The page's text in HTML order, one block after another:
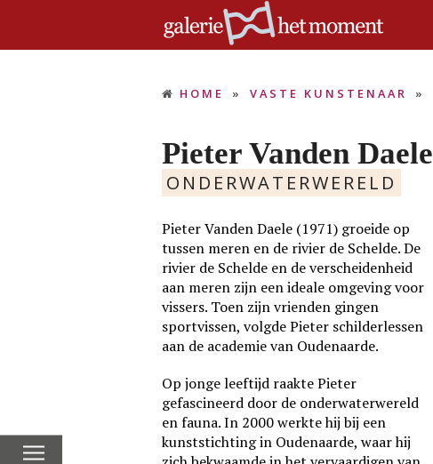
HOME » VASTE KUNSTENAAR »
Pieter Vanden Daele
ONDERWATERWERELD
Pieter Vanden Daele (1971) groeide op
tussen meren en de rivier de Schelde. De
rivier de Schelde en de verscheidenheid
aan meren zijn een ideale omgeving voor
vissers. Toen zijn vrienden gingen
sportvissen, volgde Pieter schilderlessen
aan de academie van Oudenaarde.
Op jonge leeftijd raakte Pieter
gefascineerd door de onderwaterwereld
en fauna. In 2000 werkte hij bij een
kunststichting in Oudenaarde, waar hij